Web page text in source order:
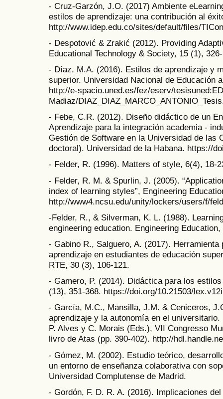
- Cruz-Garzón, J.O. (2017) Ambiente
estilos de aprendizaje: una contribución al
http://www.idep.edu.co/sites/default/files/
- Despotović & Zrakić (2012). Providing
Educational Technology & Society, 15 (1),
- Díaz, M.A. (2016). Estilos de aprendizaje y
superior. Universidad Nacional de Educación
http://e-spacio.uned.es/fez/eserv/
Madiaz/
- Febe, C.R. (2012). Diseño didáctico de un
Aprendizaje para la integración academia -
Gestión de Software en la Universidad de las
doctoral). Universidad de la Habana. https://
- Felder, R. (1996). Matters of style, 6(4), 18-
- Felder, R. M. & Spurlin, J. (2005).
index of learning styles”, Engineering
http://www4.ncsu.edu/unity/lockers/users/f/
-Felder, R., & Silverman, K. L. (1988).
engineering education. Engineering
- Gabino R., Salguero, A. (2017).
aprendizaje en estudiantes de educación
RTE, 30 (3), 106-121.
- Gamero, P. (2014). Didáctica para los
(13), 351-368. https://doi.org/10.21503/
- García, M.C., Mansilla, J.M. & Ceniceros,
aprendizaje y la autonomía en el
P. Alves y C. Morais (Eds.), VII Congresso
livro de Atas (pp. 390-402). http://
- Gómez, M. (2002). Estudio teórico,
un entorno de enseñanza colaborativa con
Universidad Complutense de Madrid.
- Gordón, F. D. R. A. (2016). Implicaciones